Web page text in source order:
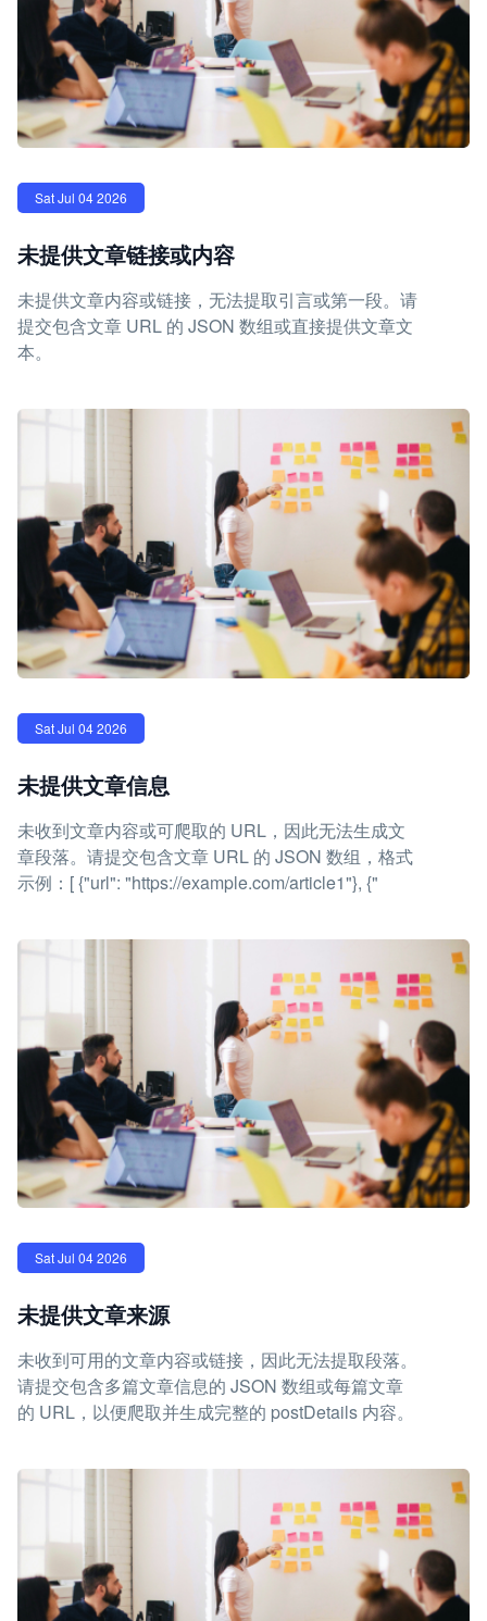
Sat Jul 04 2026
未提供文章链接或内容
未提供文章内容或链接，无法提取引言或第一段。请
提交包含文章 URL 的 JSON 数组或直接提供文章文
本。
Sat Jul 04 2026
未提供文章信息
未收到文章内容或可爬取的 URL，因此无法生成文
章段落。请提交包含文章 URL 的 JSON 数组，格式
示例：[ {"url": "https://example.com/article1"}, {"
Sat Jul 04 2026
未提供文章来源
未收到可用的文章内容或链接，因此无法提取段落。
请提交包含多篇文章信息的 JSON 数组或每篇文章
的 URL，以便爬取并生成完整的 postDetails 内容。